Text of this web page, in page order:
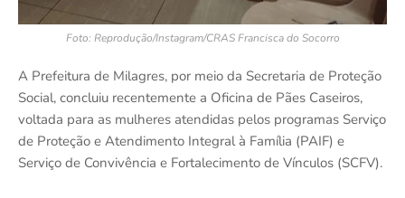
Foto: Reprodução/Instagram/CRAS Francisca do Socorro
A Prefeitura de Milagres, por meio da Secretaria de Proteção
Social, concluiu recentemente a Oficina de Pães Caseiros,
voltada para as mulheres atendidas pelos programas Serviço
de Proteção e Atendimento Integral à Família (PAIF) e
Serviço de Convivência e Fortalecimento de Vínculos (SCFV).